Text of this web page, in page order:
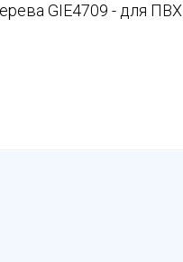
GIE4709 - для ПВХ